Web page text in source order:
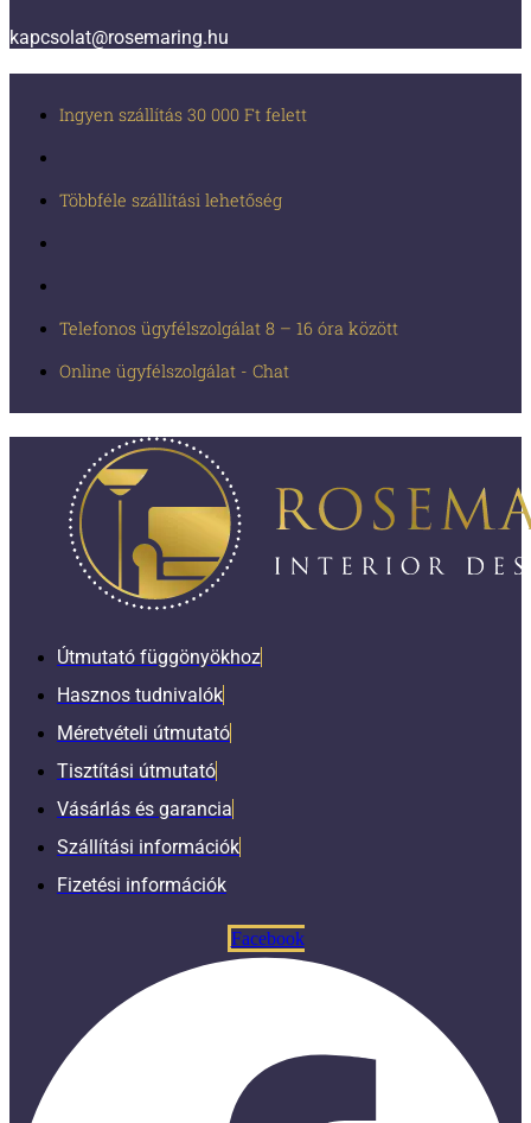
kapcsolat@rosemaring.hu
Ingyen szállítás 30 000 Ft felett
Többféle szállítási lehetőség
Telefonos ügyfélszolgálat 8 – 16 óra között
Online ügyfélszolgálat - Chat
Útmutató függönyökhoz
Hasznos tudnivalók
Méretvételi útmutató
Tisztítási útmutató
Vásárlás és garancia
Szállítási információk
Fizetési információk
Facebook